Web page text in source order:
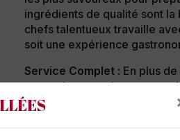
ingrédients de qualité sont
chefs talentueux travaille
soit une expérience
Service Complet : En plus
un service complet pour
occupons de la logistique,
vous permettant ainsi de
convivial en compagnie de